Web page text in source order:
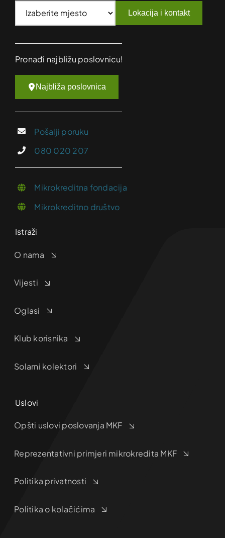
Lokacija i kontakt
Pronađi najbližu poslovnicu!
Najbliža poslovnica
Pošalji poruku
080 020 207
Mikrokreditna fondacija
Mikrokreditno društvo
Istraži
O nama
Vijesti
Oglasi
Klub korisnika
Solarni kolektori
Uslovi
Opšti uslovi poslovanja MKF
Reprezentativni primjeri mikrokredita MKF
Politika privatnosti
Politika o kolačićima